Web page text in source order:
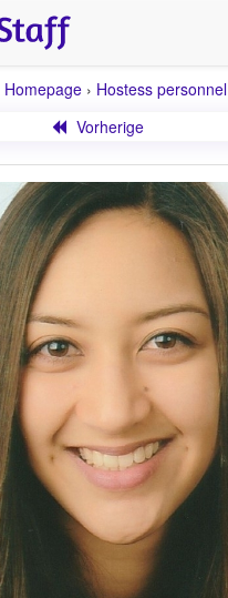
Homepage › Hostess personnel
Vorherige